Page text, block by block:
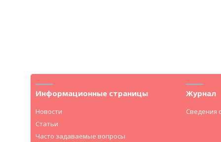
Информационные страницы
Новости
Статьи
Часто задаваемые вопросы
Журнал
Сведения